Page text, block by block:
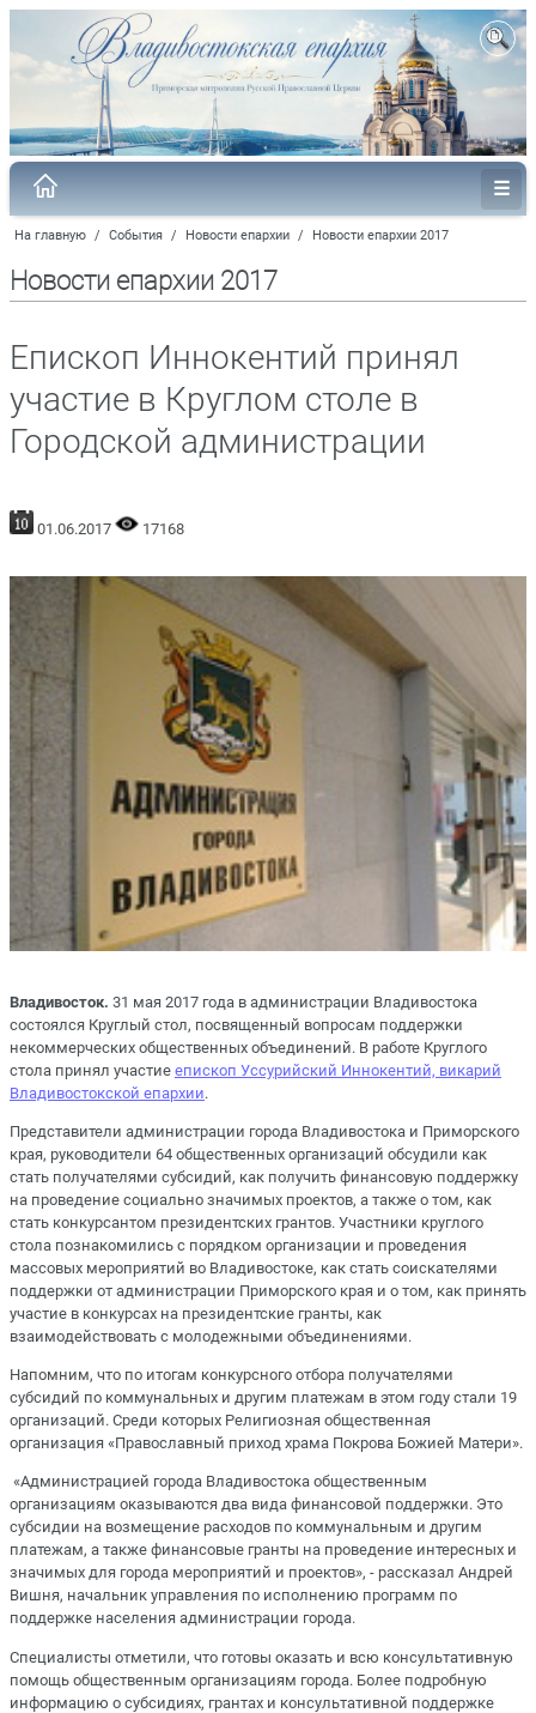
На главную / События / Новости епархии / Новости епархии 2017
Новости епархии 2017
Епископ Иннокентий принял
участие в Круглом столе в
Городской администрации
01.06.2017 17168
Владивосток. 31 мая 2017 года в администрации Владивостока
состоялся Круглый стол, посвященный вопросам поддержки
некоммерческих общественных объединений. В работе Круглого
стола принял участие епископ Уссурийский Иннокентий, викарий
Владивостокской епархии.
Представители администрации города Владивостока и Приморского
края, руководители 64 общественных организаций обсудили как
стать получателями субсидий, как получить финансовую поддержку
на проведение социально значимых проектов, а также о том, как
стать конкурсантом президентских грантов. Участники круглого
стола познакомились с порядком организации и проведения
массовых мероприятий во Владивостоке, как стать соискателями
поддержки от администрации Приморского края и о том, как принять
участие в конкурсах на президентские гранты, как
взаимодействовать с молодежными объединениями.
Напомним, что по итогам конкурсного отбора получателями
субсидий по коммунальных и другим платежам в этом году стали 19
организаций. Среди которых Религиозная общественная
организация «Православный приход храма Покрова Божией Матери».
«Администрацией города Владивостока общественным
организациям оказываются два вида финансовой поддержки. Это
субсидии на возмещение расходов по коммунальным и другим
платежам, а также финансовые гранты на проведение интересных и
значимых для города мероприятий и проектов», - рассказал Андрей
Вишня, начальник управления по исполнению программ по
поддержке населения администрации города.
Специалисты отметили, что готовы оказать и всю консультативную
помощь общественным организациям города. Более подробную
информацию о субсидиях, грантах и консультативной поддержке